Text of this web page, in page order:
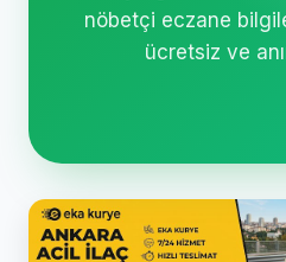
nöbetçi eczane
ücretsiz ve